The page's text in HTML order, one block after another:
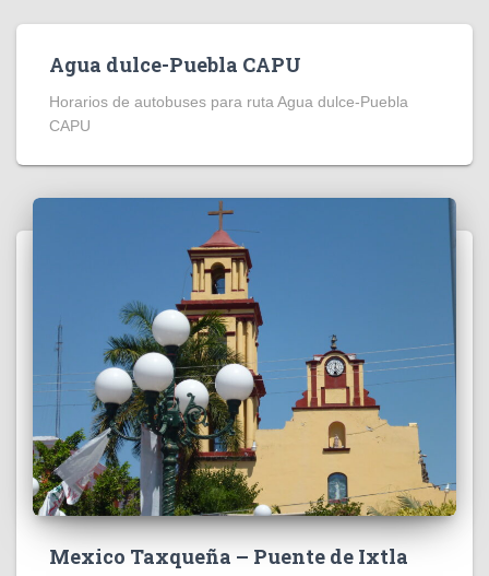
Agua dulce-Puebla CAPU
Horarios de autobuses para ruta Agua dulce-Puebla
CAPU
Mexico Taxqueña – Puente de Ixtla